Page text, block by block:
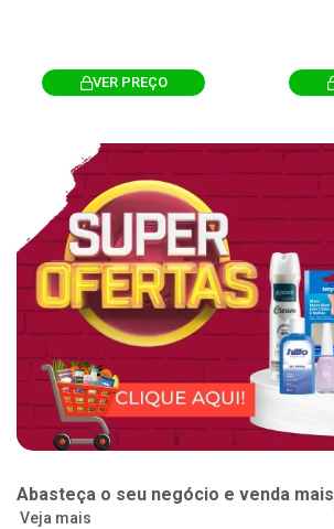
VER PREÇO
Abasteça o seu negócio e venda mais
Veja mais